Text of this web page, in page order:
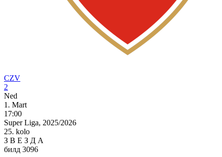
CZV
2
Ned
1. Mart
17:00
Super Liga, 2025/2026
25. kolo
З В Е З Д А
билд 3096